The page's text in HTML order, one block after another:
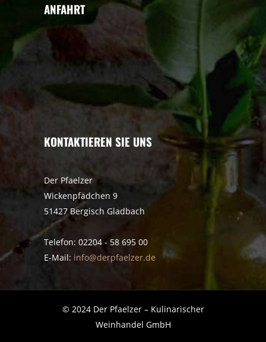
ANFAHRT
KONTAKTIEREN SIE UNS
Der Pfaelzer
Wickenpfädchen 9
51427 Bergisch Gladbach
Telefon: 02204 - 58 695 00
E-Mail: info@derpfaelzer.de
© 2024 Der Pfaelzer – Kulinarischer
Weinhandel GmbH